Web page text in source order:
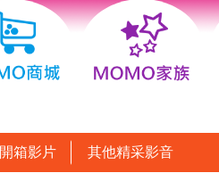
開箱影片 其他精采影音